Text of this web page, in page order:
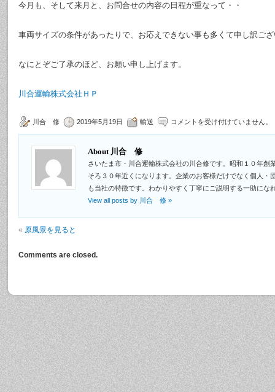
今月も、そして来月と、お問合せの内容の日程が重なって・・
車両サイズの条件があったりで、お応えできない事も多くて申し訳ご
なにとぞご了承のほど、お願い申し上げます。
川合運輸株式会社ＨＰ
川合 修 2019年5月19日 輸送 コメントを受け付けていません。
About 川合 修
さいたま市・川合運輸株式会社の川合修です。昭和１０年創
そろ３０年近くになります。企業のお客様だけでなく個人・
も当社の特徴です。わかりやすく丁寧にご説明する一助にな
View all posts by 川合 修 »
« 原風景を見ると
Comments are closed.